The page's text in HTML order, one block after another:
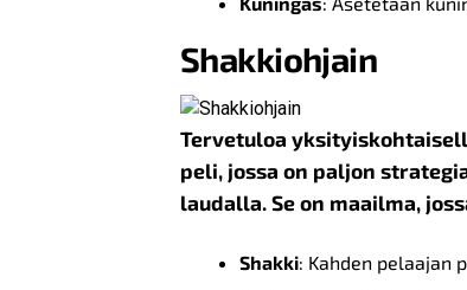
Shakkiohjain
Tervetuloa
peli, jossa on paljon
laudalla. Se on maailma,
Shakki: Kahden pelaajan